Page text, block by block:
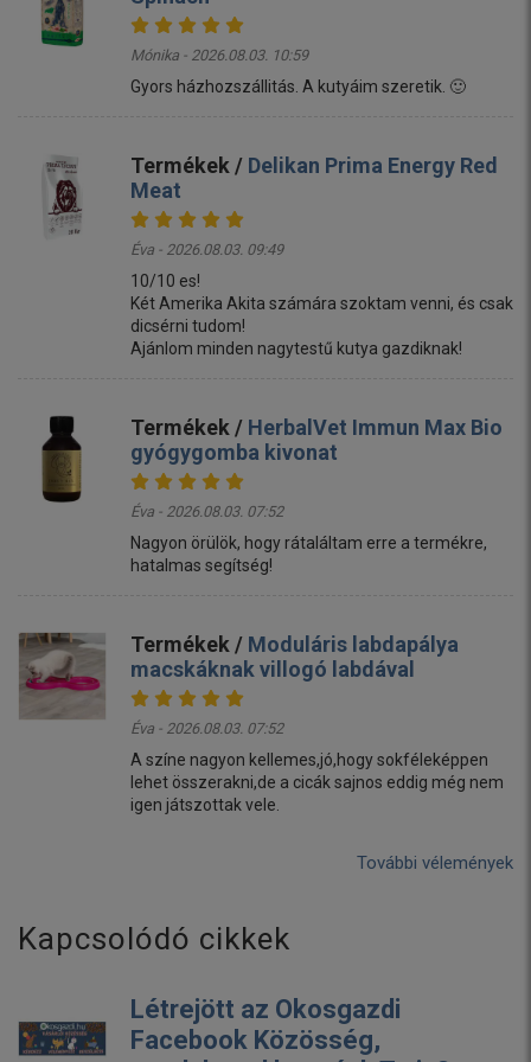
Mónika - 2026.08.03. 10:59
Gyors házhozszállitás. A kutyáim szeretik. 🙂
Termékek / Delikan Prima Energy Red
Meat
Éva - 2026.08.03. 09:49
10/10 es!
Két Amerika Akita számára szoktam venni, és csak
dicsérni tudom!
Ajánlom minden nagytestű kutya gazdiknak!
Termékek / HerbalVet Immun Max Bio
gyógygomba kivonat
Éva - 2026.08.03. 07:52
Nagyon örülök, hogy rátaláltam erre a termékre,
hatalmas segítség!
Termékek / Moduláris labdapálya
macskáknak villogó labdával
Éva - 2026.08.03. 07:52
A színe nagyon kellemes,jó,hogy sokféleképpen
lehet összerakni,de a cicák sajnos eddig még nem
igen játszottak vele.
További vélemények
Kapcsolódó cikkek
Létrejött az Okosgazdi
Facebook Közösség,